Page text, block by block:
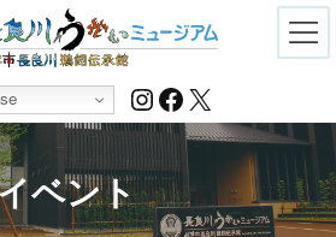
Instagram
Facebook
X
ベント